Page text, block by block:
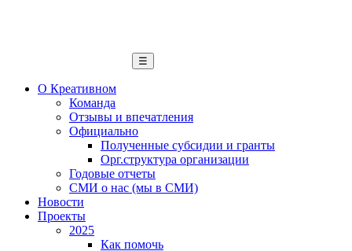
☰
О Креативном
Команда
Отзывы и впечатления
Официально
Полученные субсидии и гранты
Орг.структура организации
Годовые отчеты
СМИ о нас (мы в СМИ)
Новости
Проекты
2025
Как помочь